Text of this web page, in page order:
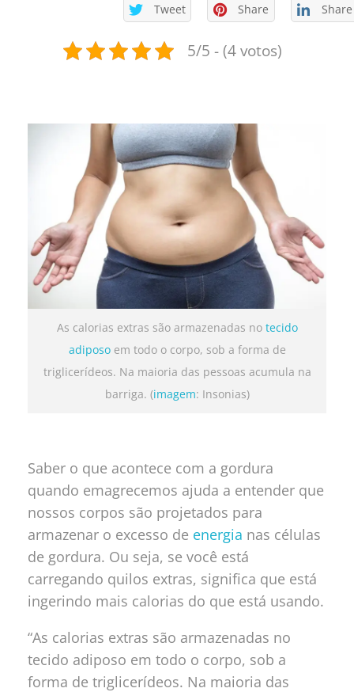
Tweet Share Share
5/5 - (4 votos)
As calorias extras são armazenadas no tecido
adiposoem todo o corpo, sob a forma de
triglicerídeos. Na maioria das pessoas acumula na
barriga. (imagem: Insonias)
Saber o que acontece com a gordura
quando emagrecemos ajuda a entender que
nossos corpos são projetados para
armazenar o excesso de energia nas células
de gordura. Ou seja, se você está
carregando quilos extras, significa que está
ingerindo mais calorias do que está usando.
“As calorias extras são armazenadas no
tecido adiposo em todo o corpo, sob a
forma de triglicerídeos. Na maioria das